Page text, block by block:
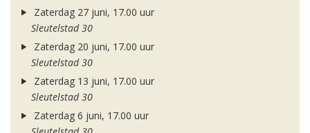
Zaterdag 27 juni, 17.00 uur
Sleutelstad 30
Zaterdag 20 juni, 17.00 uur
Sleutelstad 30
Zaterdag 13 juni, 17.00 uur
Sleutelstad 30
Zaterdag 6 juni, 17.00 uur